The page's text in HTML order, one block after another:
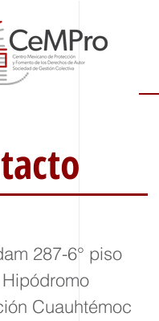
287-6° piso
Cuauhtémoc